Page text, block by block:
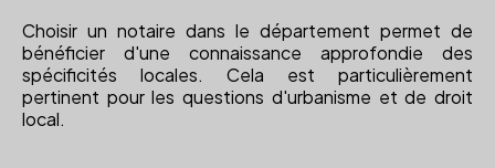
Choisir un notaire dans le département permet de
bénéficier d'une connaissance approfondie des
spécificités locales. Cela est particulièrement
pertinent pour les questions d'urbanisme et de droit
local.